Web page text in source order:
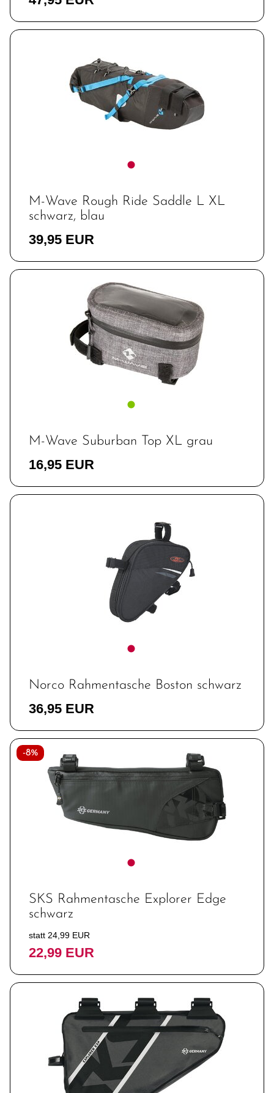
M-Wave Rough Ride Saddle L XL
schwarz, blau
39,95 EUR
M-Wave Suburban Top XL grau
16,95 EUR
Norco Rahmentasche Boston schwarz
36,95 EUR
-8%
SKS Rahmentasche Explorer Edge
schwarz
statt 24,99 EUR
22,99 EUR